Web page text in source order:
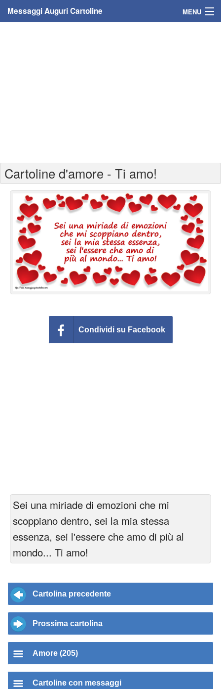
Messaggi Auguri Cartoline MENU
Cartoline auguri anni
Cartoline giorni anno
Cartoline giorni settimana
Cartoline musicali
Cartoline animate
Cartoline d'amore - Ti amo!
Condividi su Facebook
Sei una miriade di emozioni che mi
scoppiano dentro, sei la mia stessa
essenza, sei l'essere che amo di più al
mondo... Ti amo!
Cartolina precedente
Prossima cartolina
Amore (205)
Cartoline con messaggi